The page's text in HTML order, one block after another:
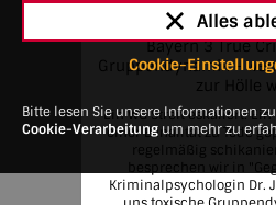
Alles
Cookie-
Bitte lesen Sie unsere Informationen
Cookie-Verarbeitung um mehr zu
Bayern 3
Bayern 3 True
Gruppendynamik -
zur Hölle
Ein WG Streit eskaliert:
einer Banalität zu Tode
regelmäßig
besprechen wir in
Kriminalpsychologin Dr.